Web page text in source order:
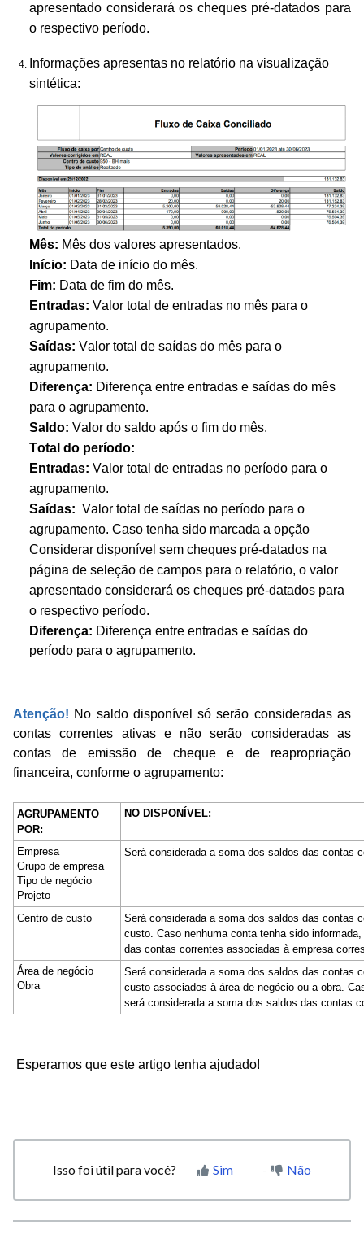
apresentado considerará os cheques pré-datados para
o respectivo período.
Informações apresentas no relatório na visualização
sintética:
Mês: Mês dos valores apresentados.
Início: Data de início do mês.
Fim: Data de fim do mês.
Entradas: Valor total de entradas no mês para o
agrupamento.
Saídas: Valor total de saídas do mês para o
agrupamento.
Diferença: Diferença entre entradas e saídas do mês
para o agrupamento.
Saldo: Valor do saldo após o fim do mês.
Total do período:
Entradas: Valor total de entradas no período para o
agrupamento.
Saídas: Valor total de saídas no período para o
agrupamento. Caso tenha sido marcada a opção
Considerar disponível sem cheques pré-datados na
página de seleção de campos para o relatório, o valor
apresentado considerará os cheques pré-datados para
o respectivo período.
Diferença: Diferença entre entradas e saídas do
período para o agrupamento.
Atenção! No saldo disponível só serão consideradas as
contas correntes ativas e não serão consideradas as
contas de emissão de cheque e de reapropriação
financeira, conforme o agrupamento:
AGRUPAMENTO
POR:
NO DISPONÍVEL:
Empresa
Grupo de empresa
Tipo de negócio
Projeto
Será considerada a soma dos saldos das contas
Centro de custo
Será considerada a soma dos saldos das contas
custo. Caso nenhuma conta tenha sido
das contas correntes associadas à empresa
Área de negócio
Obra
Será considerada a soma dos saldos das contas
custo associados à área de negócio ou a obra.
será considerada a soma dos saldos das contas
Esperamos que este artigo tenha ajudado!
Isso foi útil para você? Sim Não